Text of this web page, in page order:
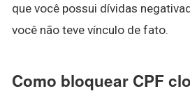
que você possui dívidas
você não teve vínculo de fato.
Como bloquear CPF